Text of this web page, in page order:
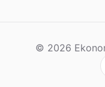
© 2026